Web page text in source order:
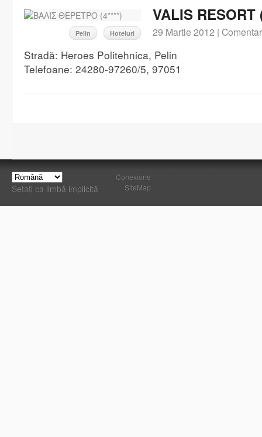
Pelin Hoteluri
VALIS RESORT
29 Martie 2012 |
Stradă: Heroes Politehnica, Pelin
Telefoane: 24280-97260/5, 97051
Setați ca limbă implicită
Conexiune
SiteMap